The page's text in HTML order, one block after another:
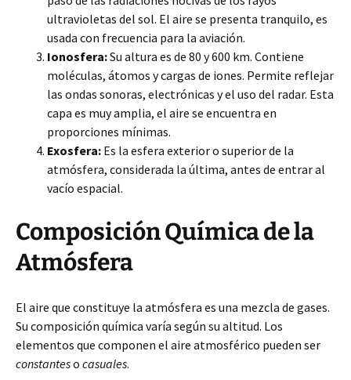
ultravioletas del sol. El aire se presenta tranquilo, es
usada con frecuencia para la aviación.
Ionosfera:Su altura es de 80 y 600 km. Contiene
moléculas, átomos y cargas de iones. Permite reflejar
las ondas sonoras, electrónicas y el uso del radar. Esta
capa es muy amplia, el aire se encuentra en
proporciones mínimas.
Exosfera: Es la esfera exterior o superior de la
atmósfera, considerada la última, antes de entrar al
vacío espacial.
Composición Química de la
Atmósfera
El aire que constituye la atmósfera es una mezcla de gases.
Su composición química varía según su altitud. Los
elementos que componen el aire atmosférico pueden ser
constanteso casuales.